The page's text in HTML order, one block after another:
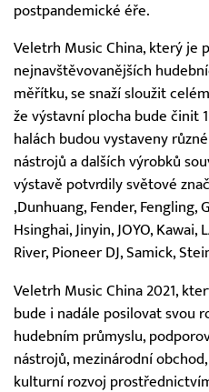
postpandemické éře.
Veletrh Music China, který je
nejnavštěvovanějších
měřítku, se snaží sloužit
že výstavní plocha bude činit
halách budou vystaveny
nástrojů a dalších výrobků
výstavě potvrdily světové
,Dunhuang, Fender, Fengling,
Hsinghai, Jinyin, JOYO, Kawai,
River, Pioneer DJ, Samick,
Veletrh Music China 2021,
bude i nadále posilovat svou
hudebním průmyslu,
nástrojů, mezinárodní
kulturní rozvoj